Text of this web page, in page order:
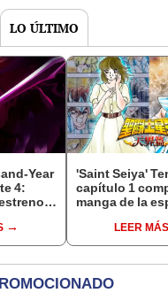
LO ÚLTIMO
Year
4:
'Saint Seiya'
capítulo 1
manga de la
LEER MÁS